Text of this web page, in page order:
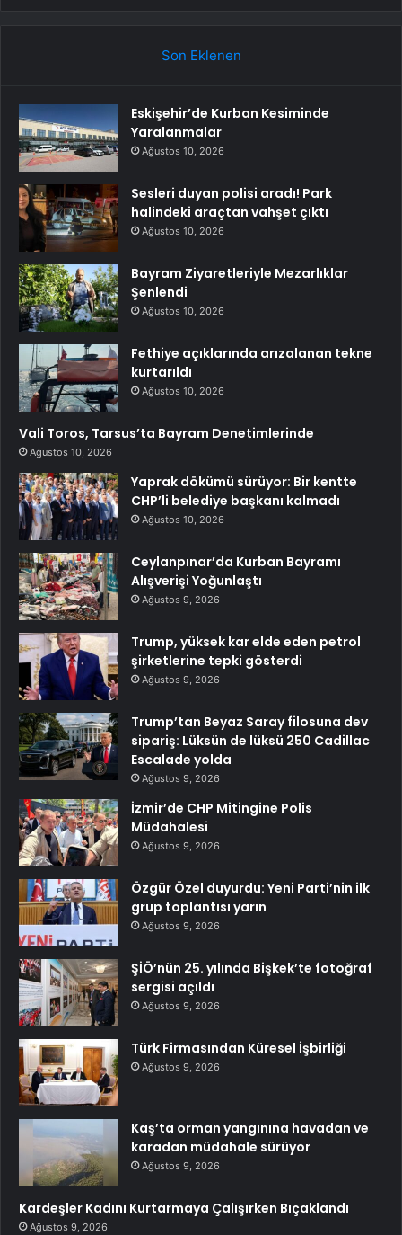
Son Eklenen
Eskişehir’de Kurban Kesiminde
Yaralanmalar
Ağustos 10, 2026
Sesleri duyan polisi aradı! Park
halindeki araçtan vahşet çıktı
Ağustos 10, 2026
Bayram Ziyaretleriyle Mezarlıklar
Şenlendi
Ağustos 10, 2026
Fethiye açıklarında arızalanan tekne
kurtarıldı
Ağustos 10, 2026
Vali Toros, Tarsus’ta Bayram Denetimlerinde
Ağustos 10, 2026
Yaprak dökümü sürüyor: Bir kentte
CHP’li belediye başkanı kalmadı
Ağustos 10, 2026
Ceylanpınar’da Kurban Bayramı
Alışverişi Yoğunlaştı
Ağustos 9, 2026
Trump, yüksek kar elde eden petrol
şirketlerine tepki gösterdi
Ağustos 9, 2026
Trump’tan Beyaz Saray filosuna dev
sipariş: Lüksün de lüksü 250 Cadillac
Escalade yolda
Ağustos 9, 2026
İzmir’de CHP Mitingine Polis
Müdahalesi
Ağustos 9, 2026
Özgür Özel duyurdu: Yeni Parti’nin ilk
grup toplantısı yarın
Ağustos 9, 2026
ŞİÖ’nün 25. yılında Bişkek’te fotoğraf
sergisi açıldı
Ağustos 9, 2026
Türk Firmasından Küresel İşbirliği
Ağustos 9, 2026
Kaş’ta orman yangınına havadan ve
karadan müdahale sürüyor
Ağustos 9, 2026
Kardeşler Kadını Kurtarmaya Çalışırken Bıçaklandı
Ağustos 9, 2026